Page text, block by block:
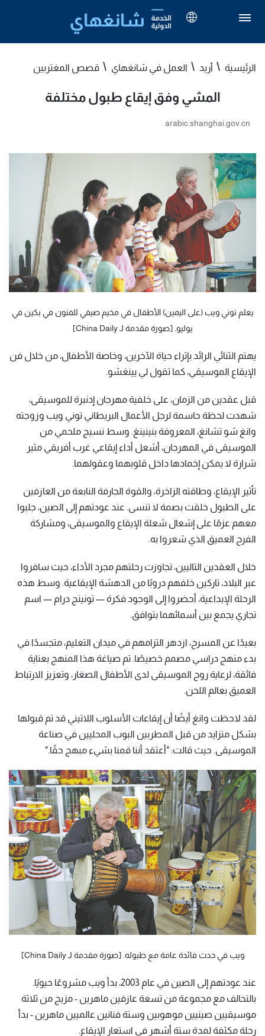
الرئيسية أريد العمل في شانغهاي قصص المغتربين
المشي وفق إيقاع طبول مختلفة
arabic.shanghai.gov.cn
يعلم توني ويب (على اليمين) الأطفال في مخيم صيفي للفنون في بكين في
يوليو. [صورة مقدمة لـ China Daily]
يهتم الثنائي الرائد بإثراء حياة الآخرين، وخاصة الأطفال، من خلال فن
الإيقاع الموسيقي، كما تقول لي يينغشو.
قبل عقدين من الزمان، على خلفية مهرجان إدنبرة للموسيقى،
شهدت لحظة حاسمة لرجل الأعمال البريطاني توني ويب وزوجته
وانغ شو تشانغ، المعروفة بنينينغ. وسط نسيج ملحمي من
الموسيقى في المهرجان، أشعل أداء إيقاعي غرب أفريقي مثير
شرارة لا يمكن إخمادها داخل قلوبهما وعقولهما.
تأثير الإيقاع، وطاقته الزاخرة، والقوة الجارفة النابعة من العازفين
على الطبول خلقت بصمة لا تنسى. عند عودتهم إلى الصين، جلبوا
معهم عزمًا على إشعال شعلة الإيقاع والموسيقى، ومشاركة
الفرح العميق الذي شعروا به.
خلال العقدين التاليين، تجاوزت رحلتهم مجرد الأداء، حيث سافروا
عبر البلاد، تاركين خلفهم دروبًا من الدهشة الإيقاعية. وسط هذه
الرحلة الإبداعية، أحضروا إلى الوجود فكرة — تونينج درام — اسم
تجاري يجمع بين أسمائهما بتوافق.
بعيدًا عن المسرح، ازدهر التزامهم في ميدان التعليم، متجسدًا في
بدء منهج دراسي مصمم خصيصًا. تم صياغة هذا المنهج بعناية
فائقة، لرعاية روح الموسيقى لدى الأطفال الصغار، وتعزيز الارتباط
العميق بعالم اللحن.
لقد لاحظت وانغ أيضًا أن إيقاعات الأسلوب اللاتيني قد تم قبولها
بشكل متزايد من قبل المطربين البوب المحليين في صناعة
الموسيقى. حيث قالت: "أعتقد أننا قمنا بشيء مبهج حقًا."
ويب في حدث فائدة عامة مع طبوله. [صورة مقدمة لـ China Daily]
عند عودتهم إلى الصين في عام 2003، بدأ ويب مشروعًا حيويًا.
بالتحالف مع مجموعة من تسعة عازفين ماهرين - مزيج من ثلاثة
موسيقيين صينيين موهوبين وستة فنانين عالميين ماهرين - بدأ
رحلة مكثفة لمدة ستة أشهر في استعار الإيقاع.